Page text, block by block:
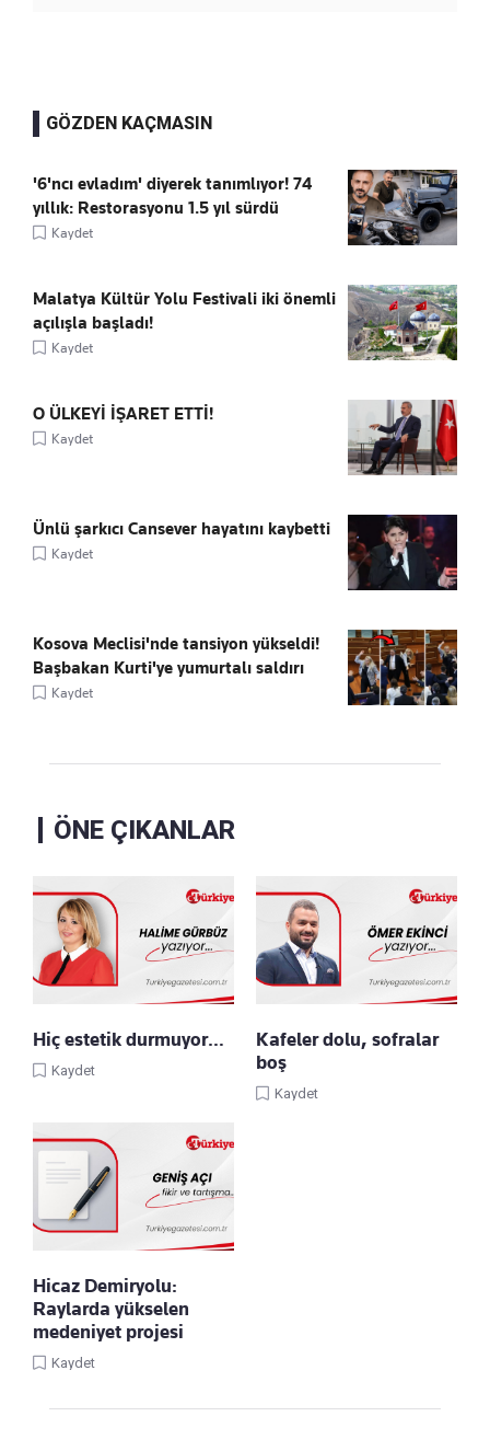
GÖZDEN KAÇMASIN
'6'ncı evladım' diyerek tanımlıyor! 74
yıllık: Restorasyonu 1.5 yıl sürdü
Kaydet
Malatya Kültür Yolu Festivali iki önemli
açılışla başladı!
Kaydet
O ÜLKEYİ İŞARET ETTİ!
Kaydet
Ünlü şarkıcı Cansever hayatını kaybetti
Kaydet
Kosova Meclisi'nde tansiyon yükseldi!
Başbakan Kurti'ye yumurtalı saldırı
Kaydet
ÖNE ÇIKANLAR
Hiç estetik durmuyor…
Kaydet
Kafeler dolu, sofralar
boş
Kaydet
Hicaz Demiryolu:
Raylarda yükselen
medeniyet projesi
Kaydet